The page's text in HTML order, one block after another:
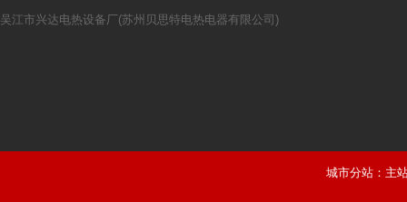
吴江市兴达电热设备厂(苏州贝思特电热电器有限公司)
城市分站： 主